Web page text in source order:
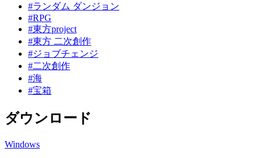
#ランダム ダンジョン
#RPG
#東方project
#東方 二次創作
#ジョブチェンジ
#二次創作
#海
#宝箱
ダウンロード
Windows